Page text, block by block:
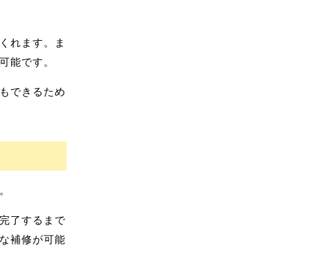
れます。ま
能です。
できるため
了するまで
補修が可能